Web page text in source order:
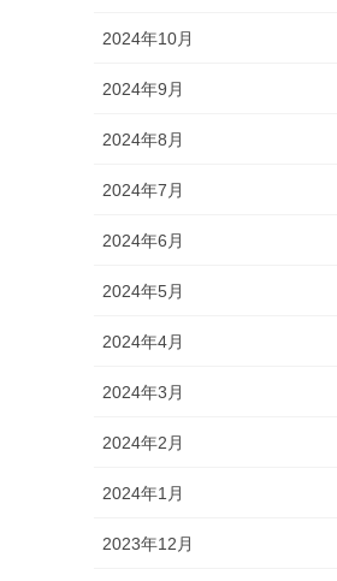
2024年10月
2024年9月
2024年8月
2024年7月
2024年6月
2024年5月
2024年4月
2024年3月
2024年2月
2024年1月
2023年12月